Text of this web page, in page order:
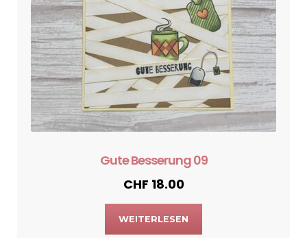
Gute Besserung 09
CHF 18.00
WEITERLESEN